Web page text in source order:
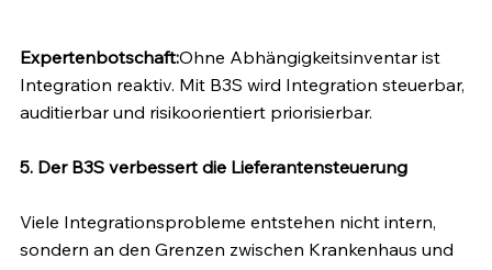
Expertenbotschaft:Ohne Abhängigkeitsinventar ist
Integration reaktiv. Mit B3S wird Integration steuerbar,
auditierbar und risikoorientiert priorisierbar.
5. Der B3S verbessert die Lieferantensteuerung
Viele Integrationsprobleme entstehen nicht intern,
sondern an den Grenzen zwischen Krankenhaus und